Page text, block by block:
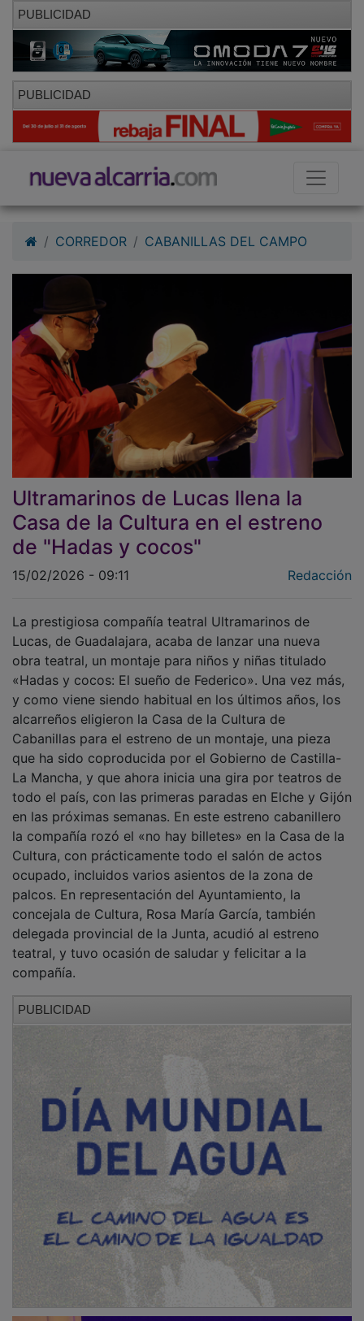
PUBLICIDAD
PUBLICIDAD
Ultramarinos de Lucas llena la
Casa de la Cultura en el estreno
de "Hadas y cocos"
15/02/2026 - 09:11
Lucas, de Guadalajara, acaba de lanzar una nueva
obra teatral, un montaje para niños y niñas titulado
«Hadas y cocos: El sueño de Federico». Una vez más,
y como viene siendo habitual en los últimos años, los
alcarreños eligieron la Casa de la Cultura de
Cabanillas para el estreno de un montaje, una pieza
que ha sido coproducida por el Gobierno de Castilla-
La Mancha, y que ahora inicia una gira por teatros de
todo el país, con las primeras paradas en Elche y Gijón
en las próximas semanas. En este estreno cabanillero
la compañía rozó el «no hay billetes» en la Casa de la
Cultura, con prácticamente todo el salón de actos
ocupado, incluidos varios asientos de la zona de
palcos. En representación del Ayuntamiento, la
concejala de Cultura, Rosa María García, también
delegada provincial de la Junta, acudió al estreno
teatral, y tuvo ocasión de saludar y felicitar a la
compañía.